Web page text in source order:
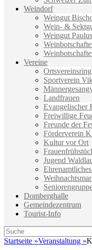
Weindorf
Weingut
Wein- &
Weingut Paulus
Vereine
Ortsvereinsring
Sportverein
Landfrauen
Evangelischer
Freiwillige
Freunde der
Förderverein
Kultur vor Ort
Jugend
Domberghalle
Gemeindezentrum
Tourist-Info
Suche
Suche
nach:
Startseite »Veranstaltung »